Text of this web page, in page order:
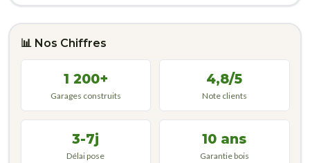
📊 Nos Chiffres
1 200+
Garages construits
4,8/5
Note clients
3-7j
Délai pose
10 ans
Garantie bois